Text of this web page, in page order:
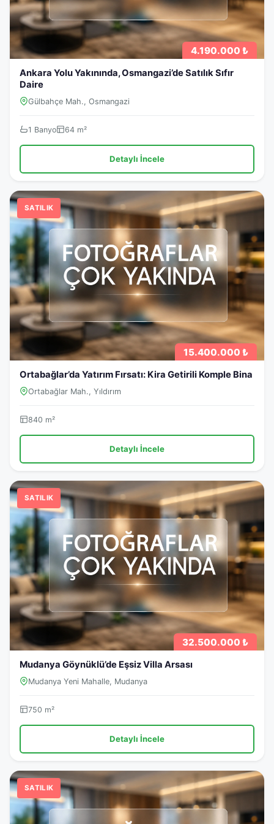
4.190.000 ₺
Ankara Yolu Yakınında, Osmangazi’de Satılık Sıfır
Daire
Gülbahçe Mah., Osmangazi
1 Banyo 64 m²
Detaylı İncele
SATILIK
15.400.000 ₺
Ortabağlar’da Yatırım Fırsatı: Kira Getirili Komple Bina
Ortabağlar Mah., Yıldırım
840 m²
Detaylı İncele
SATILIK
32.500.000 ₺
Mudanya Göynüklü’de Eşsiz Villa Arsası
Mudanya Yeni Mahalle, Mudanya
750 m²
Detaylı İncele
SATILIK